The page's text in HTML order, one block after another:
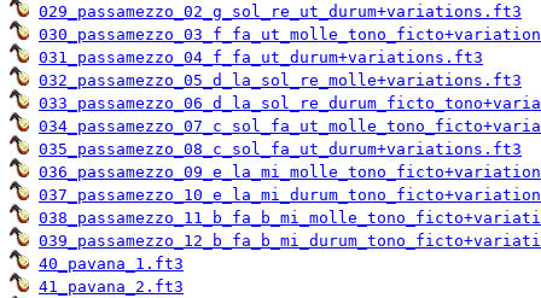
029_passamezzo_02_g_sol_re_ut_durum+variations.ft3
031_passamezzo_04_f_fa_ut_durum+variations.ft3
032_passamezzo_05_d_la_sol_re_molle+variations.ft3
035_passamezzo_08_c_sol_fa_ut_durum+variations.ft3
40_pavana_1.ft3
41_pavana_2.ft3